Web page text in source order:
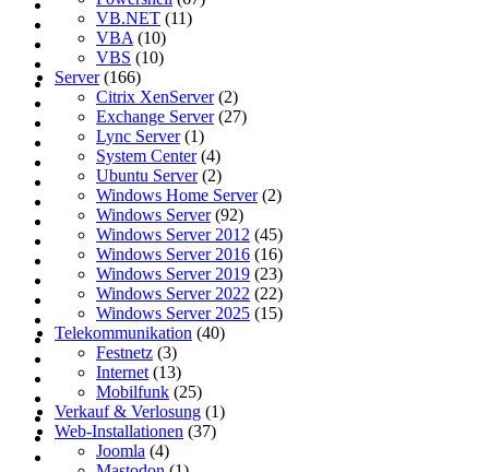
VB.NET (11)
VBA (10)
VBS (10)
Server(166)
Citrix XenServer(2)
Exchange Server(27)
Lync Server(1)
System Center(4)
Ubuntu Server(2)
Windows Home Server(2)
Windows Server(92)
Windows Server 2012 (45)
Windows Server 2016 (16)
Windows Server 2019 (23)
Windows Server 2022 (22)
Windows Server 2025 (15)
Telekommunikation (40)
Festnetz (3)
Internet (13)
Mobilfunk (25)
Verkauf & Verlosung (1)
Web-Installationen (37)
Joomla (4)